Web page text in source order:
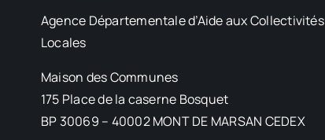
Agence Départementale d’Aide aux Collectivités
Locales
Maison des Communes
175 Place de la caserne Bosquet
BP 30069 – 40002 MONT DE MARSAN CEDEX